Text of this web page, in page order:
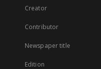
Creator
Contributor
Newspaper title
Edition